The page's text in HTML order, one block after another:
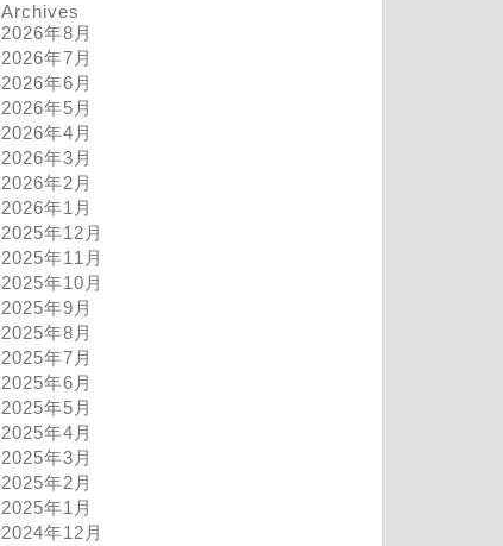
Archives
2026年8月
2026年7月
2026年6月
2026年5月
2026年4月
2026年3月
2026年2月
2026年1月
2025年12月
2025年11月
2025年10月
2025年9月
2025年8月
2025年7月
2025年6月
2025年5月
2025年4月
2025年3月
2025年2月
2025年1月
2024年12月